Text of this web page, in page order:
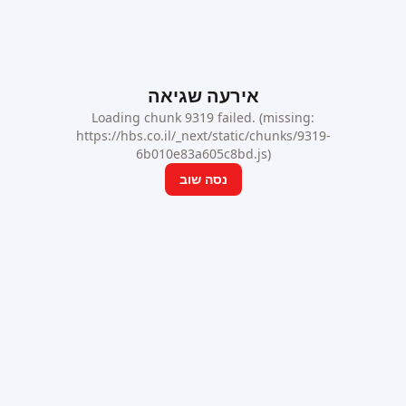
אירעה שגיאה
Loading chunk 9319 failed. (missing:
https://hbs.co.il/_next/static/chunks/9319-
6b010e83a605c8bd.js)